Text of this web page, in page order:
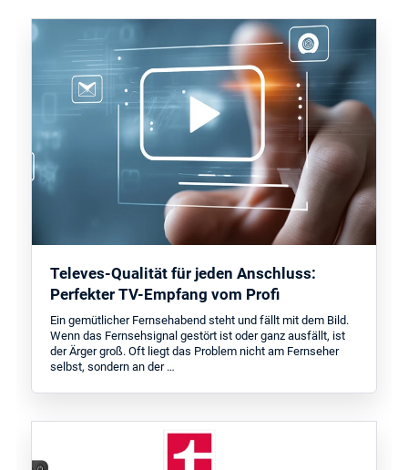
Televes-Qualität für jeden Anschluss:
Perfekter TV-Empfang vom Profi
Ein gemütlicher Fernsehabend steht und fällt mit dem Bild.
Wenn das Fernsehsignal gestört ist oder ganz ausfällt, ist
der Ärger groß. Oft liegt das Problem nicht am Fernseher
selbst, sondern an der …